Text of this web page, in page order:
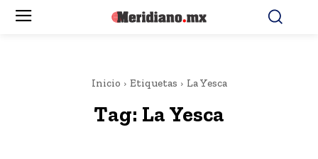
Inicio Etiquetas La Yesca
Tag: La Yesca